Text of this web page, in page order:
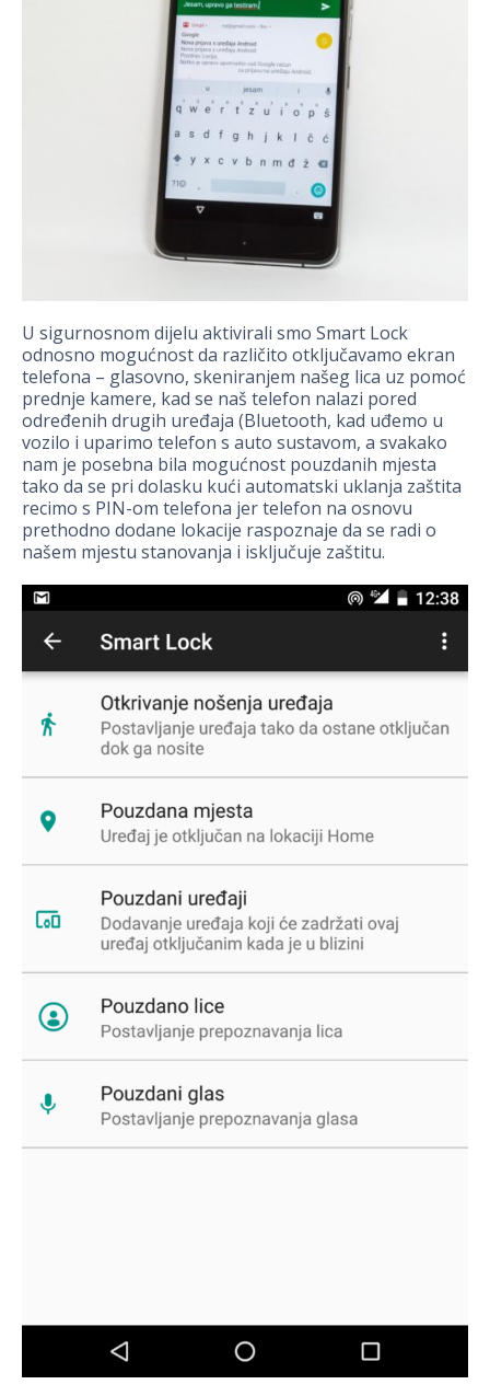
U sigurnosnom dijelu aktivirali smo Smart Lock
odnosno mogućnost da različito otključavamo ekran
telefona – glasovno, skeniranjem našeg lica uz pomoć
prednje kamere, kad se naš telefon nalazi pored
određenih drugih uređaja (Bluetooth, kad uđemo u
vozilo i uparimo telefon s auto sustavom, a svakako
nam je posebna bila mogućnost pouzdanih mjesta
tako da se pri dolasku kući automatski uklanja zaštita
recimo s PIN-om telefona jer telefon na osnovu
prethodno dodane lokacije raspoznaje da se radi o
našem mjestu stanovanja i isključuje zaštitu.